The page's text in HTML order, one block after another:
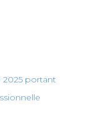
2025 portant